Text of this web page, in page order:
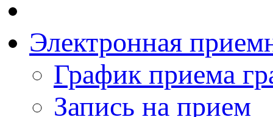
Электронная
График приема
Запись на прием